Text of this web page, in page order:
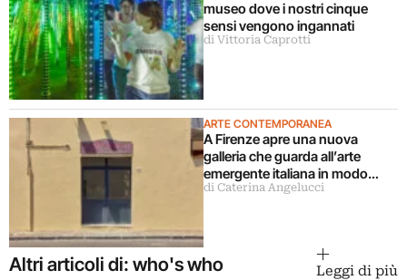
museo dove i nostri cinque
sensi vengono ingannati
di Vittoria Caprotti
ARTE CONTEMPORANEA
A Firenze apre una nuova
galleria che guarda all’arte
emergente italiana in modo
decentrato
di Caterina Angelucci
Altri articoli di: who's who Leggi di più